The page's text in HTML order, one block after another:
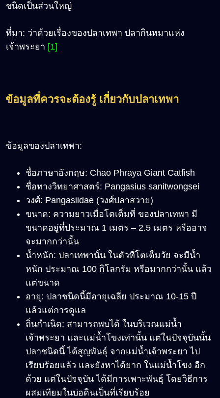
ชนิดเป็นส่วนใหญ่
ที่มา: ว่าด้วยเรื่องของปลาเทพา ปลากินหมาแห่ง
เจ้าพระยา [1]
ข้อมูลที่ควรจะต้องรู้ เกี่ยวกับปลาเทพา
ข้อมูลของปลาเทพา:
ชื่อภาษาอังกฤษ: Chao Phraya Giant Catfish
ชื่อทางวิทยาศาสตร์: Pangasius sanitwongsei
วงศ์: Pangasiidae (วงศ์ปลาสวาย)
ขนาด: ความยาวเมื่อโตเต็มที่ ของปลาเทพา มี
ขนาดอยู่ที่ประมาณ 1 เมตร – 2.5 เมตร หรืออาจ
จะมากกว่านั้น
น้ำหนัก: ปลาเทพานั้น ในตัวที่โตเต็มวัย จะมีน้ำ
หนัก ประมาณ 100 กิโลกรัม หรือมากกว่านั้น แล้ว
แต่ขนาด
อายุ: ปลาชนิดนี้มีอายุเฉลี่ย ประมาณ 10-15 ปี
แล้วแต่การดูแล
ถิ่นกำเนิด: สามารถพบได้ ในบริเวณแม่น้ำ
เจ้าพระยา และแม่น้ำโขงเท่านั้น แต่ในปัจจุบันนั้น
ปลาชนิดนี้ ได้สูญพันธุ์ จากแม่น้ำเจ้าพระยา ไป
เรียบร้อยแล้ว และยังหาได้ยาก ในแม่น้ำโขง อีก
ด้วย แต่ในปัจจุบัน ได้มีการเพาะพันธุ์ โดยวิธีการ
ผสมเทียมในบ่อดินเป็นที่เรียบร้อย